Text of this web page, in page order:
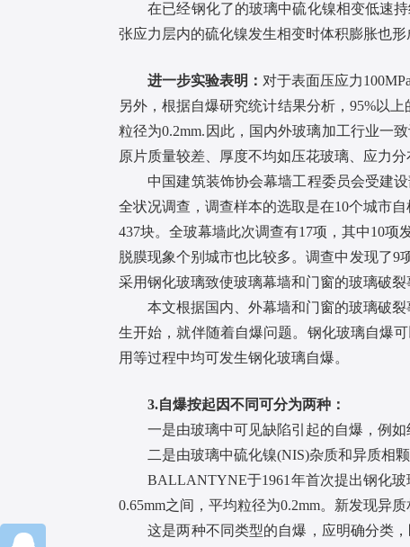
在已经钢化了的玻璃中硫化镍相变低速持
张应力层内的硫化镍发生相变时体积膨胀也
进一步实验表明： 对于表面压应力
另外，根据自爆研究统计结果分析，95%以
粒径为0.2mm.因此，国内外玻璃加工行业一
原片质量较差、厚度不均如压花玻璃、应力
中国建筑装饰协会幕墙工程委员会受建设
全状况调查，调查样本的选取是在10个城市
437块。全玻幕墙此次调查有17项，其中10
脱膜现象个别城市也比较多。调查中发现了9
采用钢化玻璃致使玻璃幕墙和门窗的玻璃破
本文根据国内、外幕墙和门窗的玻璃破裂
生开始，就伴随着自爆问题。钢化玻璃自爆
用等过程中均可发生钢化玻璃自爆。
3.自爆按起因不同可分为两种：
一是由玻璃中可见缺陷引起的自爆，例如
二是由玻璃中硫化镍(NIS)杂质和异质相颗
BALLANTYNE于1961年首次提出钢化玻
0.65mm之间，平均粒径为0.2mm。新发现异
这是两种不同类型的自爆，应明确分类，